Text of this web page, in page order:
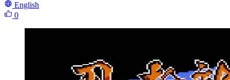
English
0